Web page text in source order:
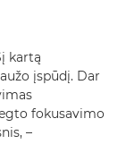
kartą
įspūdį. Dar
fokusavimo
–